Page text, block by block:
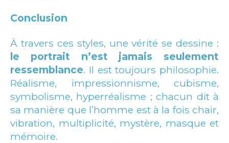
Conclusion
À travers ces styles, une vérité se dessine :
le portrait n’est jamais seulement
ressemblance. Il est toujours philosophie.
Réalisme, impressionnisme, cubisme,
symbolisme, hyperréalisme ; chacun dit à
sa manière que l’homme est à la fois chair,
vibration, multiplicité, mystère, masque et
mémoire.